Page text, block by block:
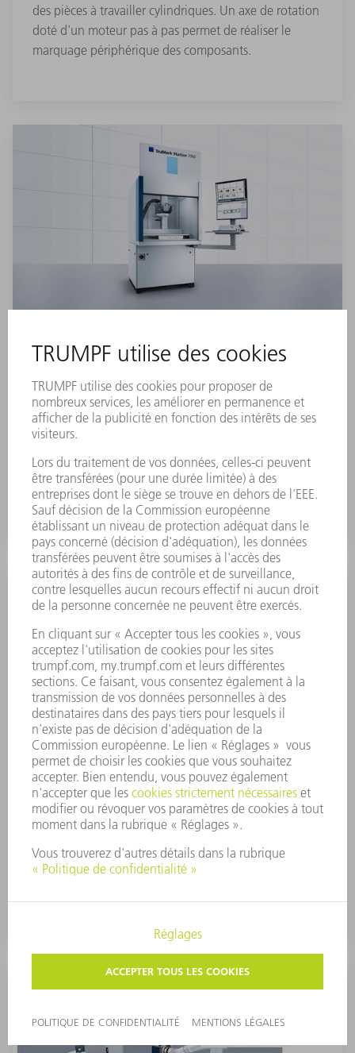
des pièces à travailler cylindriques. Un axe de rotation
doté d'un moteur pas à pas permet de réaliser le
marquage périphérique des composants.
Axe Y motorisé
Un chariot de guidage linéaire monté sur le bâti de
machine et entraîné par un servo-entraînement
commandé par programme permet de positionner vos
la répétabilité, typiquement de ± 0,025 mm et la
vitesse de déplacement, de 15 m/min.
Aspiration intégrée
Le système d'aspiration locale précise utilisé dans
l'espace de travail dispose d'un système de
surveillance du filtre par capteur de pression